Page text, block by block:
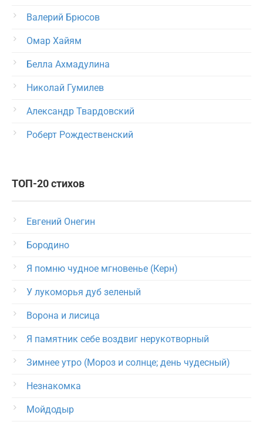
Валерий Брюсов
Омар Хайям
Белла Ахмадулина
Николай Гумилев
Александр Твардовский
Роберт Рождественский
ТОП-20 стихов
Евгений Онегин
Бородино
Я помню чудное мгновенье (Керн)
У лукоморья дуб зеленый
Ворона и лисица
Я памятник себе воздвиг нерукотворный
Зимнее утро (Мороз и солнце; день чудесный)
Незнакомка
Мойдодыр